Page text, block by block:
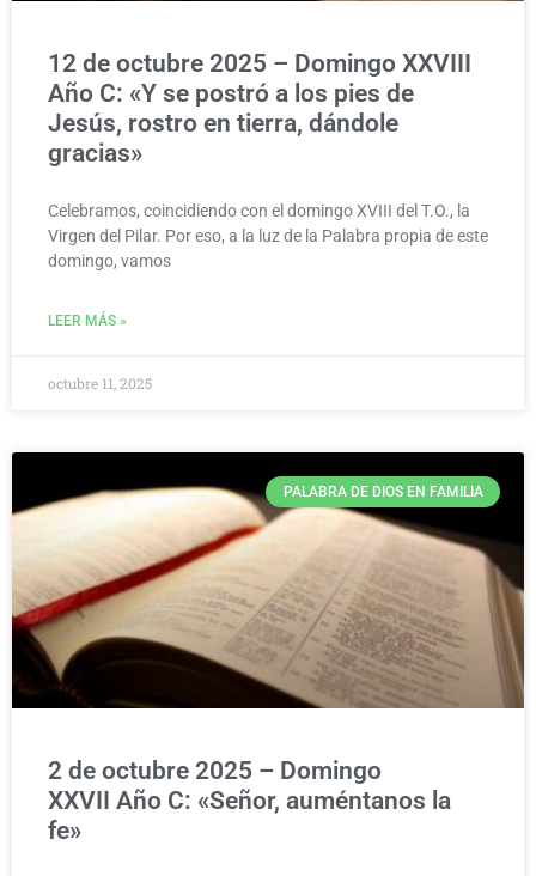
12 de octubre 2025 – Domingo XXVIII
Año C: «Y se postró a los pies de
Jesús, rostro en tierra, dándole
gracias»
Celebramos, coincidiendo con el domingo XVIII del T.O., la
Virgen del Pilar. Por eso, a la luz de la Palabra propia de este
domingo, vamos
LEER MÁS »
octubre 11, 2025
PALABRA DE DIOS EN FAMILIA
2 de octubre 2025 – Domingo
XXVII Año C: «Señor, auméntanos la
fe»